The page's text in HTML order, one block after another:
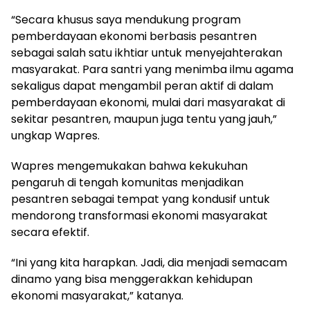
“Secara khusus saya mendukung program
pemberdayaan ekonomi berbasis pesantren
sebagai salah satu ikhtiar untuk menyejahterakan
masyarakat. Para santri yang menimba ilmu agama
sekaligus dapat mengambil peran aktif di dalam
pemberdayaan ekonomi, mulai dari masyarakat di
sekitar pesantren, maupun juga tentu yang jauh,”
ungkap Wapres.
Wapres mengemukakan bahwa kekukuhan
pengaruh di tengah komunitas menjadikan
pesantren sebagai tempat yang kondusif untuk
mendorong transformasi ekonomi masyarakat
secara efektif.
“Ini yang kita harapkan. Jadi, dia menjadi semacam
dinamo yang bisa menggerakkan kehidupan
ekonomi masyarakat,” katanya.